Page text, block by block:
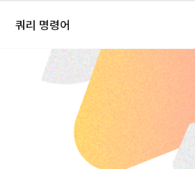
쿼리 명령어